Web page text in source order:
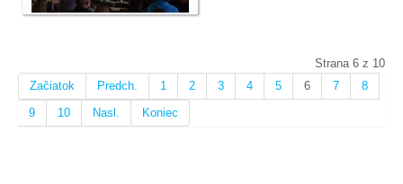
Strana 6 z 10
Začiatok
Predch. 1 2 3 4 5 6 7
8
9
10 Nasl. Koniec